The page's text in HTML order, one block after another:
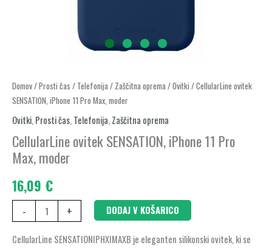
Domov/Prosti čas / Telefonija/ Zaščitna oprema/Ovitki / CellularLine ovitek
SENSATION, iPhone 11 Pro Max, moder
Ovitki, Prosti čas, Telefonija, Zaščitna oprema
CellularLine ovitek SENSATION, iPhone 11 Pro
Max, moder
16,09 €
-
CellularLine
ovitek
SENSATION,
iPhone
11
Max,
moder
količina
+ DODAJ V KOŠARICO
CellularLine SENSATIONIPHXIMAXB je eleganten silikonski ovitek, ki se